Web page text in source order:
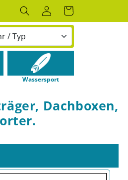
EinloggenWarenkorb
Wassersport
Dachboxen,